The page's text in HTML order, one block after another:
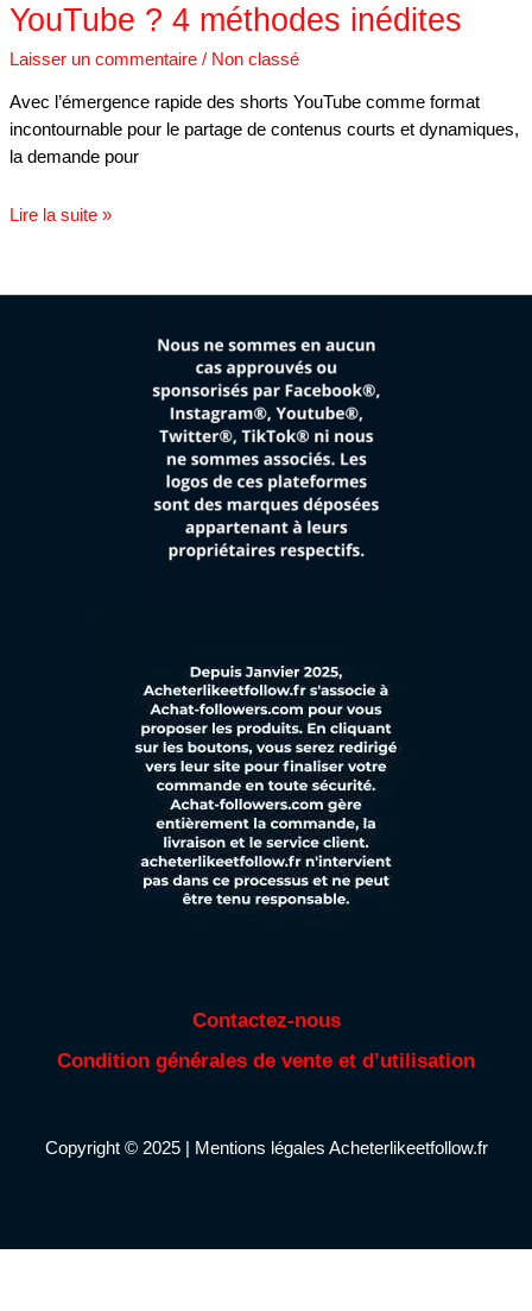
YouTube ? 4 méthodes inédites
Laisser un commentaire / Non classé
Avec l’émergence rapide des shorts YouTube comme format
incontournable pour le partage de contenus courts et dynamiques,
la demande pour
Lire la suite »
Contactez-nous
Condition générales de vente et d’utilisation
Copyright © 2025 | Mentions légales Acheterlikeetfollow.fr